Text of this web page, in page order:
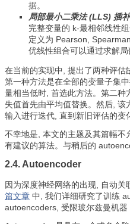
据。
局部最小二乘法 (LLS) 插补
完整变量的 k-最相邻线性
定义为 Pearson,
优线性组合可以通过求解局
在当前的实现中, 提出了两种评估
第一种方法是在全部的变量子集
量相当低时, 首选此方法。第二
失值首先由平均值替换。然后,
输入进行迭代, 直到新旧评估的变
不幸地是, 本文的主题及其篇幅
有建议的算法。与稍后的
2.4. Autoencoder
因为深度神经网络的出现, 自动关
篇文章 中, 我们详细研究了训练
autoencoders, 受限玻尔兹曼机器